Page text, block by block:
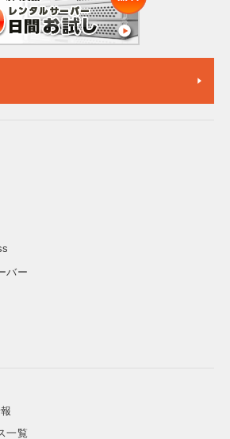
バー
一覧